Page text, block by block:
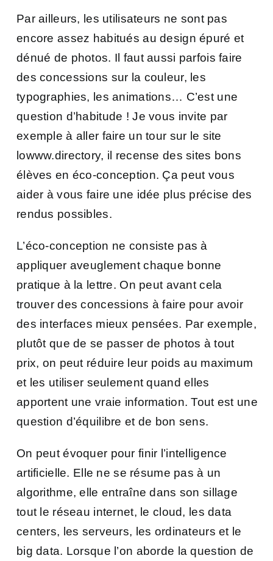
Par ailleurs, les utilisateurs ne sont pas
encore assez habitués au design épuré et
dénué de photos. Il faut aussi parfois faire
des concessions sur la couleur, les
typographies, les animations… C’est une
question d’habitude ! Je vous invite par
exemple à aller faire un tour sur le site
lowww.directory, il recense des sites bons
élèves en éco-conception. Ça peut vous
aider à vous faire une idée plus précise des
rendus possibles.
L’éco-conception ne consiste pas à
appliquer aveuglement chaque bonne
pratique à la lettre. On peut avant cela
trouver des concessions à faire pour avoir
des interfaces mieux pensées. Par exemple,
plutôt que de se passer de photos à tout
prix, on peut réduire leur poids au maximum
et les utiliser seulement quand elles
apportent une vraie information. Tout est une
question d’équilibre et de bon sens.
On peut évoquer pour finir l’intelligence
artificielle. Elle ne se résume pas à un
algorithme, elle entraîne dans son sillage
tout le réseau internet, le cloud, les data
centers, les serveurs, les ordinateurs et le
big data. Lorsque l’on aborde la question de